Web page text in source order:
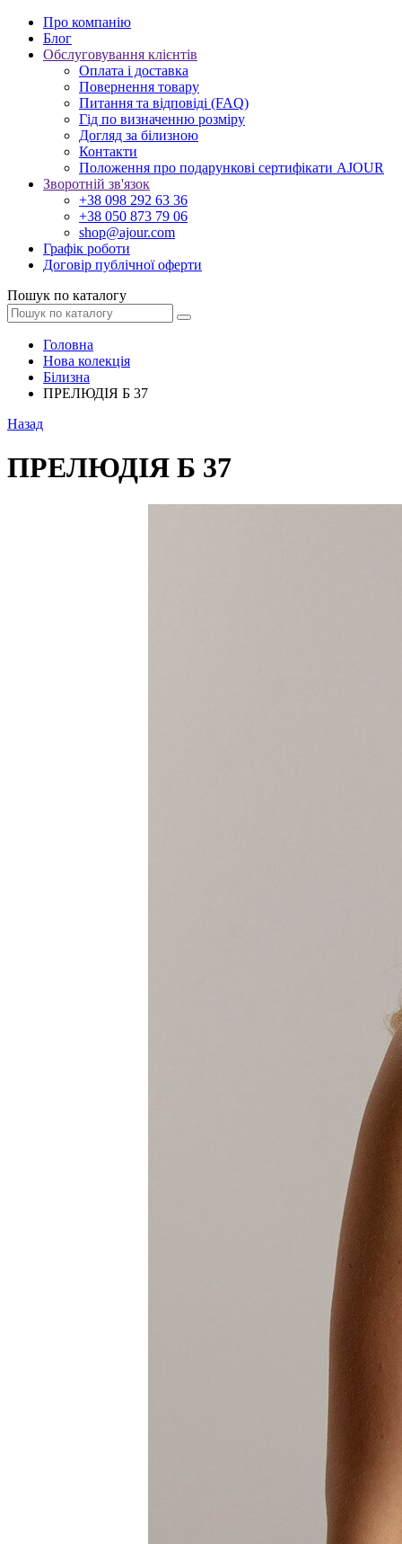
Про компанію
Блог
Обслуговування клієнтів
Оплата і доставка
Повернення товару
Питання та відповіді (FAQ)
Гід по визначенню розміру
Догляд за білизною
Контакти
Положення про подарункові сертифікати AJOUR
Зворотній зв'язок
+38 098 292 63 36
+38 050 873 79 06
shop@ajour.com
Графік роботи
Договір публічної оферти
Пошук по каталогу
Головна
Нова колекція
Білизна
ПРЕЛЮДІЯ Б 37
Назад
ПРЕЛЮДІЯ Б 37